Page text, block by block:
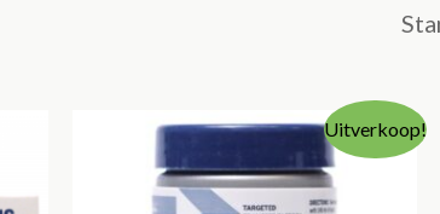
Uitverkoop!